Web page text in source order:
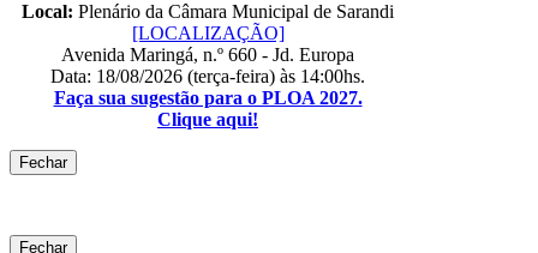
Local: Plenário da Câmara Municipal de Sarandi
[LOCALIZAÇÃO]
Avenida Maringá, n.º 660 - Jd. Europa
Data: 18/08/2026 (terça-feira) às 14:00hs.
Faça sua sugestão para o PLOA 2027.
Clique aqui!
Fechar
Fechar